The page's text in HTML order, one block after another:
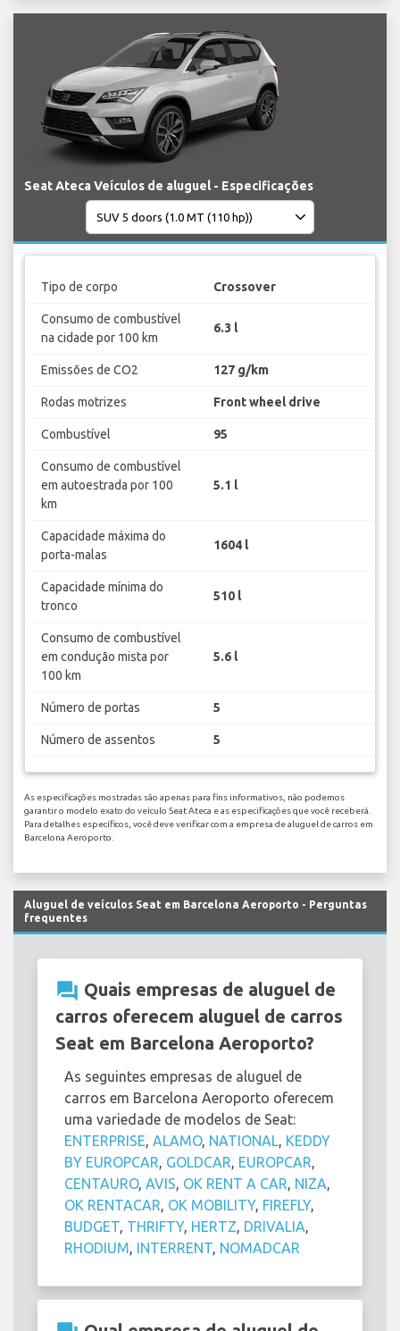
Seat Ateca Veículos de aluguel - Especificações
Tipo de corpo Crossover
Consumo de combustível
na cidade por 100 km
6.3 l
Emissões de CO2 127 g/km
Rodas motrizes Front wheel drive
Combustível 95
Consumo de combustível
em autoestrada por 100
km
5.1 l
Capacidade máxima do
porta-malas
1604 l
Capacidade mínima do
tronco
510 l
Consumo de combustível
em condução mista por
100 km
5.6 l
Número de portas 5
Número de assentos 5
As especificações mostradas são apenas para fins informativos, não podemos
garantir o modelo exato do veículo Seat Ateca e as especificações que você receberá.
Para detalhes específicos, você deve verificar com a empresa de aluguel de carros em
Barcelona Aeroporto.
Aluguel de veículos Seat em Barcelona Aeroporto - Perguntas
frequentes
question_answer Quais empresas de aluguel de
carros oferecem aluguel de carros
Seat em Barcelona Aeroporto?
As seguintes empresas de aluguel de
carros em Barcelona Aeroporto oferecem
uma variedade de modelos de Seat:
ENTERPRISE, ALAMO, NATIONAL, KEDDY
BY EUROPCAR, GOLDCAR, EUROPCAR,
CENTAURO, AVIS, OK RENT A CAR, NIZA,
OK RENTACAR, OK MOBILITY, FIREFLY,
BUDGET, THRIFTY, HERTZ, DRIVALIA,
RHODIUM, INTERRENT, NOMADCAR